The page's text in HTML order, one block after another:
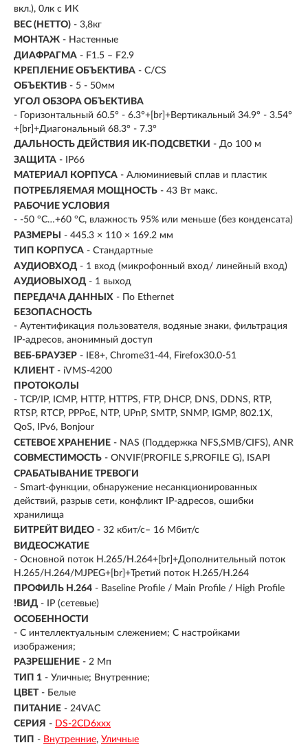
вкл.), 0лк с ИК
ВЕС (НЕТТО) - 3,8кг
МОНТАЖ - Настенные
ДИАФРАГМА - F1.5 – F2.9
КРЕПЛЕНИЕ ОБЪЕКТИВА - C/CS
ОБЪЕКТИВ - 5 - 50мм
УГОЛ ОБЗОРА ОБЪЕКТИВА
- Горизонтальный 60.5° - 6.3°+[br]+Вертикальный 34.9° - 3.54°
+[br]+Диагональный 68.3° - 7.3°
ДАЛЬНОСТЬ ДЕЙСТВИЯ ИК-ПОДСВЕТКИ - До 100 м
ЗАЩИТА - IP66
МАТЕРИАЛ КОРПУСА - Алюминиевый сплав и пластик
ПОТРЕБЛЯЕМАЯ МОЩНОСТЬ - 43 Вт макс.
РАБОЧИЕ УСЛОВИЯ
- -50 °C…+60 °C, влажность 95% или меньше (без конденсата)
РАЗМЕРЫ
- 445.3 × 110 × 169.2 мм
ТИП КОРПУСА - Стандартные
АУДИОВХОД - 1 вход (микрофонный вход/ линейный вход)
АУДИОВЫХОД - 1 выход
ПЕРЕДАЧА ДАННЫХ - По Ethernet
БЕЗОПАСНОСТЬ
- Аутентификация пользователя, водяные знаки, фильтрация
IP-адресов, анонимный доступ
ВЕБ-БРАУЗЕР - IE8+, Chrome31-44, Firefox30.0-51
КЛИЕНТ - iVMS-4200
ПРОТОКОЛЫ
- TCP/IP, ICMP, HTTP, HTTPS, FTP, DHCP, DNS, DDNS, RTP,
RTSP, RTCP, PPPoE, NTP, UPnP, SMTP, SNMP, IGMP, 802.1X,
QoS, IPv6, Bonjour
СЕТЕВОЕ ХРАНЕНИЕ - NAS (Поддержка NFS,SMB/CIFS), ANR
СОВМЕСТИМОСТЬ - ONVIF(PROFILE S,PROFILE G), ISAPI
СРАБАТЫВАНИЕ ТРЕВОГИ
- Smart-функции, обнаружение несанкционированных
действий, разрыв сети, конфликт IP-адресов, ошибки
хранилища
БИТРЕЙТ ВИДЕО - 32 кбит/с– 16 Мбит/с
ВИДЕОСЖАТИЕ
- Основной поток H.265/H.264+[br]+Дополнительный поток
H.265/H.264/MJPEG+[br]+Третий поток H.265/H.264
ПРОФИЛЬ H.264 - Baseline Profile / Main Profile / High Profile
!ВИД - IP (сетевые)
ОСОБЕННОСТИ
- С интеллектуальным слежением; С настройками
изображения;
РАЗРЕШЕНИЕ - 2 Мп
ТИП 1 - Уличные; Внутренние;
ЦВЕТ - Белые
ПИТАНИЕ - 24VAC
СЕРИЯ - DS-2CD6ххх
ТИП - Внутренние Уличные